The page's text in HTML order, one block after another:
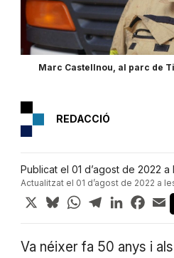
Marc Castellnou, al parc de
REDACCIÓ
Publicat el 01 d’agost de 2022 a
Actualitzat el 01 d’agost de 2022 a
X BlueskyWhatsApp
TelegramLinkedIn
Va néixer fa 50 anys i als